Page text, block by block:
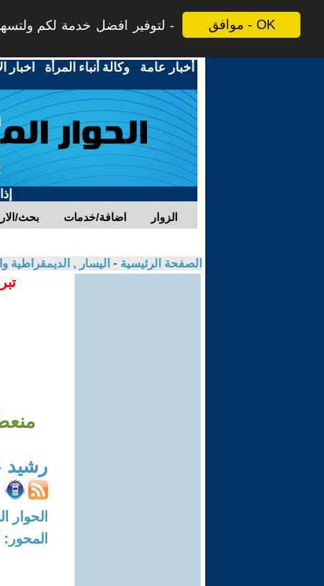
موافق - OK
لتوفير افضل خدمة لكم
أخبار عامة -وكالة أنباء المرأة - اخبار
بحث/ اضافة/خدمات الزوار
الصفحة الرئيسية - اليسار , الديمقراطية
رشيد
الحوار المتمدن-